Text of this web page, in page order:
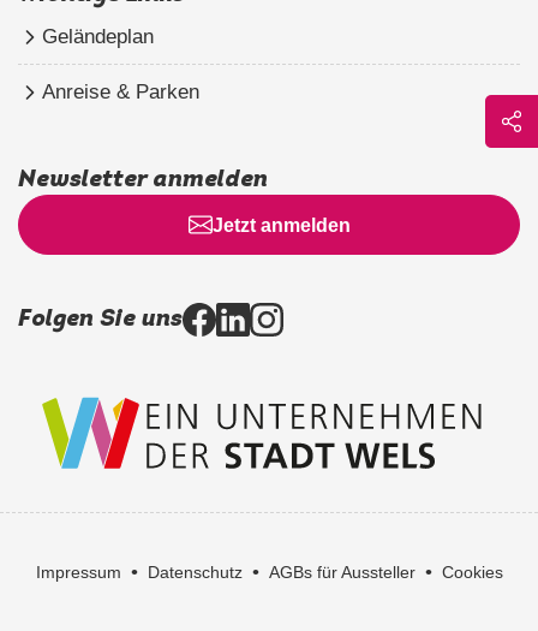
Geländeplan
Anreise & Parken
Newsletter anmelden
Jetzt anmelden
Folgen Sie uns
Impressum • Datenschutz • AGBs für Aussteller • Cookies